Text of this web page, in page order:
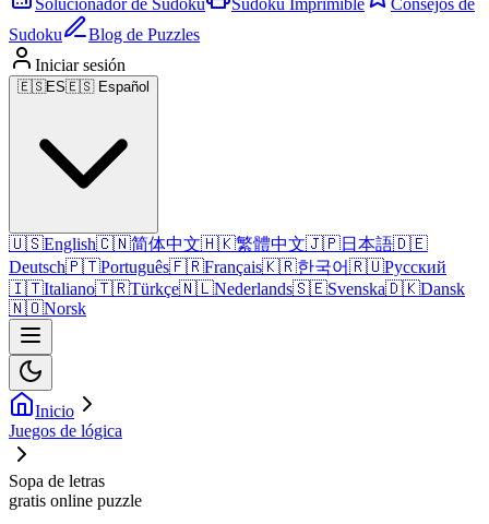
Solucionador de Sudoku Sudoku Imprimible
Consejos de
Sudoku
Blog de Puzzles
Iniciar sesión
🇪🇸ES🇪🇸 Español
🇺🇸English🇨🇳简体中文🇭🇰繁體中文🇯🇵日本語🇩🇪
Deutsch🇵🇹Português🇫🇷Français🇰🇷한국어🇷🇺Русский
🇮🇹Italiano🇹🇷Türkçe🇳🇱Nederlands🇸🇪Svenska🇩🇰Dansk
🇳🇴Norsk
Inicio
Juegos de lógica
Sopa de letras
gratis online puzzle